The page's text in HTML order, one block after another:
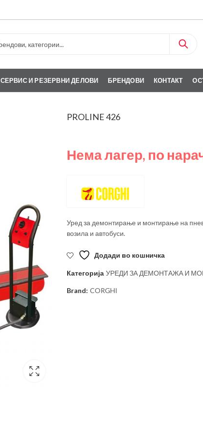
СЕРВИС И РЕЗЕРВНИ ДЕЛОВИ БРЕНДОВИ КОНТАКТ
PROLINE 426
Нема лагер, по
Уред за демонтирање и монтирање на
возила и автобуси.
Додади во кошничка
Категорија УРЕДИ ЗА ДЕМОНТАЖА И
Brand: CORGHI